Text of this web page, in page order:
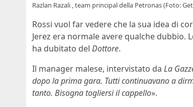
Razlan Razali , team principal della Petronas (Foto:
Rossi vuol far vedere che la sua idea di
Jerez era normale avere qualche dubbio.
ha dubitato del Dottore.
Il manager malese, intervistato da La
dopo la prima gara. Tutti continuavano a
tanto. Bisogna togliersi il cappello».